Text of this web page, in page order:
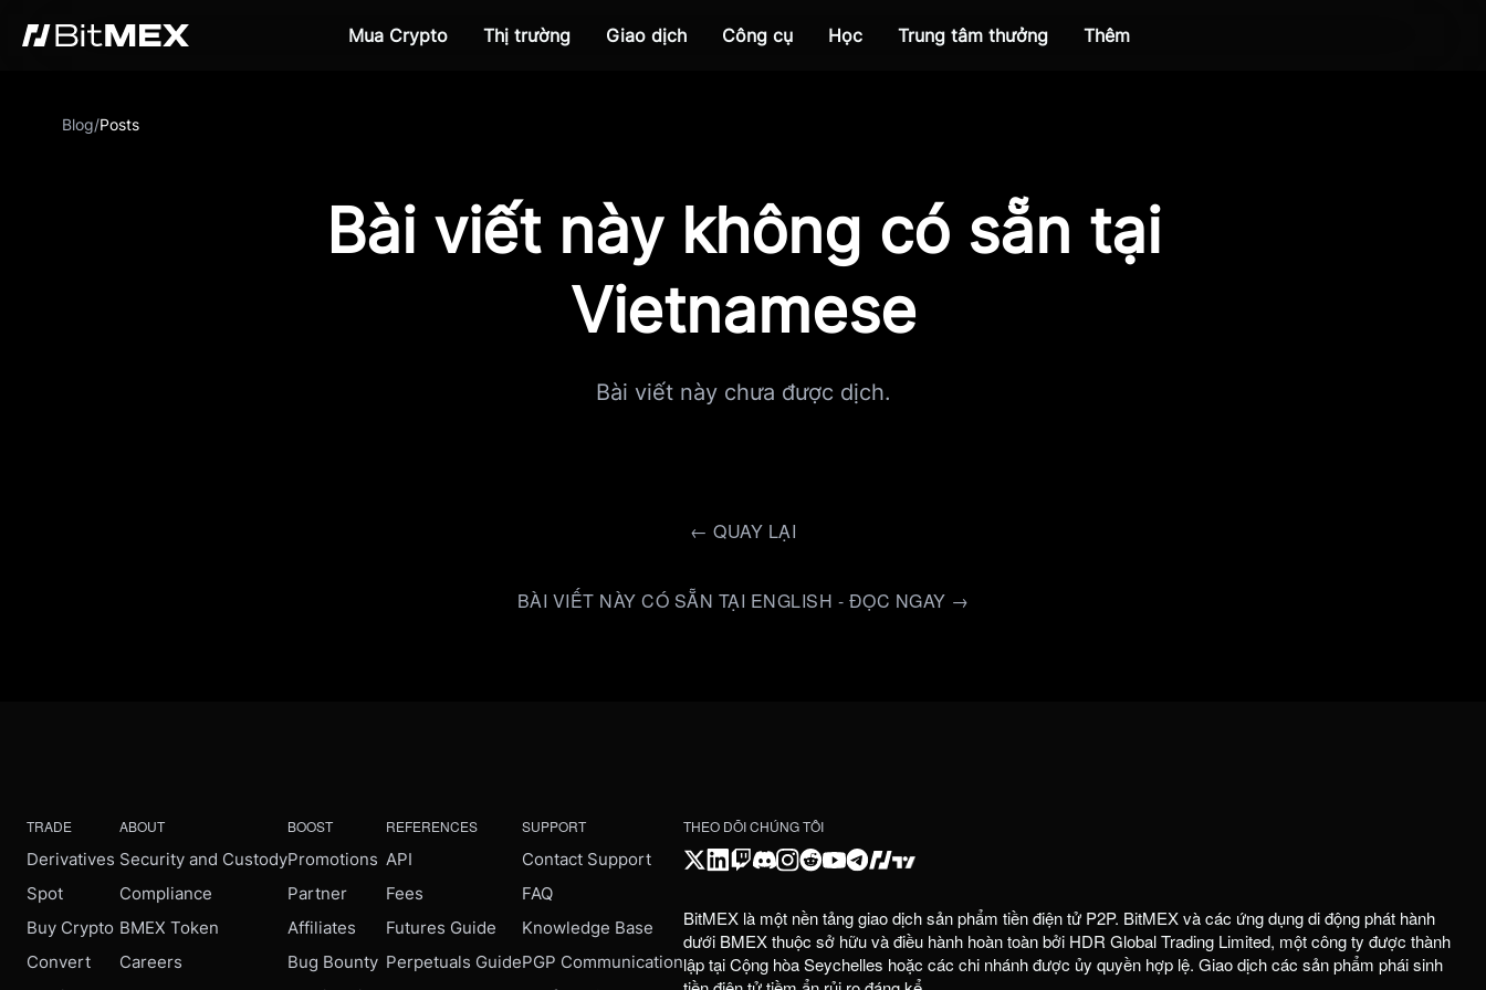
Mua Crypto Thị trường Giao dịch Công cụ Học Trung tâm thưởng Thêm
Blog/Posts
Bài viết này không có sẵn tại
Vietnamese
Bài viết này chưa được dịch.
← QUAY LẠI
BÀI VIẾT NÀY CÓ SẴN TẠI ENGLISH - ĐỌC NGAY →
TRADE
Derivatives
Spot
Buy Crypto
Convert
ABOUT
Security and Custody
Compliance
BMEX Token
Careers
BOOST
Promotions
Partner
Affiliates
Bug Bounty
REFERENCES
API
Fees
Futures Guide
Perpetuals Guide
SUPPORT
Contact Support
FAQ
Knowledge Base
PGP Communication
THEO DÕI CHÚNG TÔI
BitMEX là một nền tảng giao dịch sản phẩm tiền điện tử P2P. BitMEX và các ứng dụng di động phát hành
dưới BMEX thuộc sở hữu và điều hành hoàn toàn bởi HDR Global Trading Limited, một công ty được thành
lập tại Cộng hòa Seychelles hoặc các chi nhánh được ủy quyền hợp lệ. Giao dịch các sản phẩm phái sinh